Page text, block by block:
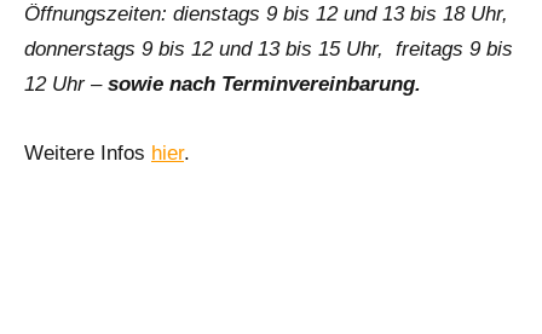
Öffnungszeiten: dienstags 9 bis 12 und 13 bis 18 Uhr,
donnerstags 9 bis 12 und 13 bis 15 Uhr, freitags 9 bis
12 Uhr – sowie nach Terminvereinbarung.
Weitere Infos hier.